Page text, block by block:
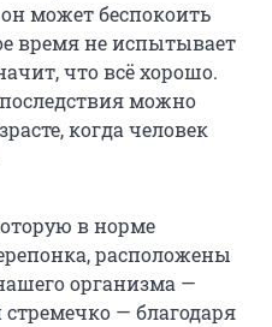
может беспокоить
время не испытывает
что всё хорошо.
можно
когда человек
в норме
расположены
организма —
— благодаря